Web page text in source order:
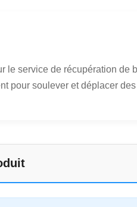
le service de récupération
pour soulever et déplacer